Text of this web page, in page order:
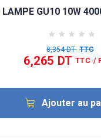
LAMPE GU10 10W
8,354 DT TTC
6,265 DT TTC /
Ajouter au